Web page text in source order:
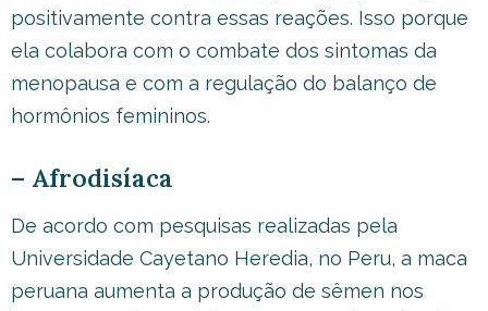
positivamente contra essas reações. Isso porque
ela colabora com o combate dos sintomas da
menopausa e com a regulação do balanço de
hormônios femininos.
– Afrodisíaca
De acordo com pesquisas realizadas pela
Universidade Cayetano Heredia, no Peru, a maca
peruana aumenta a produção de sêmen nos